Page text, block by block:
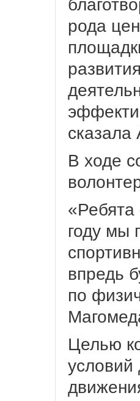
рода
сказала
В ходе
году мы
впредь
по
Целью
условий